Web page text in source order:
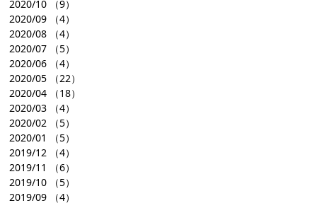
2020/10 （9）
2020/09 （4）
2020/08 （4）
2020/07 （5）
2020/06 （4）
2020/05 （22）
2020/04 （18）
2020/03 （4）
2020/02 （5）
2020/01
（5）
2019/12 （4）
2019/11
（6）
2019/10 （5）
2019/09 （4）